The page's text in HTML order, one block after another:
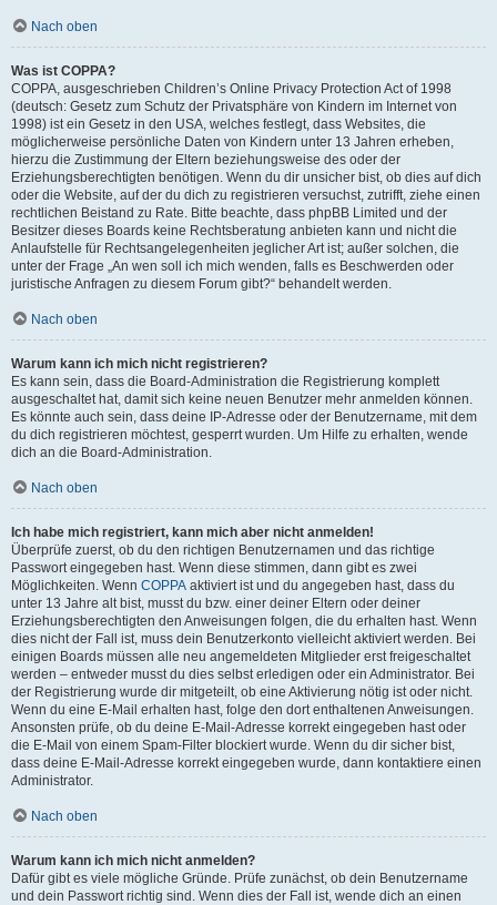
Nach oben
Was ist COPPA?
COPPA, ausgeschrieben Children’s Online Privacy Protection Act of 1998
(deutsch: Gesetz zum Schutz der Privatsphäre von Kindern im Internet von
1998) ist ein Gesetz in den USA, welches festlegt, dass Websites, die
möglicherweise persönliche Daten von Kindern unter 13 Jahren erheben,
hierzu die Zustimmung der Eltern beziehungsweise des oder der
Erziehungsberechtigten benötigen. Wenn du dir unsicher bist, ob dies auf dich
oder die Website, auf der du dich zu registrieren versuchst, zutrifft, ziehe einen
rechtlichen Beistand zu Rate. Bitte beachte, dass phpBB Limited und der
Besitzer dieses Boards keine Rechtsberatung anbieten kann und nicht die
Anlaufstelle für Rechtsangelegenheiten jeglicher Art ist; außer solchen, die
unter der Frage „An wen soll ich mich wenden, falls es Beschwerden oder
juristische Anfragen zu diesem Forum gibt?“ behandelt werden.
Nach oben
Warum kann ich mich nicht registrieren?
Es kann sein, dass die Board-Administration die Registrierung komplett
ausgeschaltet hat, damit sich keine neuen Benutzer mehr anmelden können.
Es könnte auch sein, dass deine IP-Adresse oder der Benutzername, mit dem
du dich registrieren möchtest, gesperrt wurden. Um Hilfe zu erhalten, wende
dich an die Board-Administration.
Nach oben
Ich habe mich registriert, kann mich aber nicht anmelden!
Überprüfe zuerst, ob du den richtigen Benutzernamen und das richtige
Passwort eingegeben hast. Wenn diese stimmen, dann gibt es zwei
Möglichkeiten. Wenn COPPA aktiviert ist und du angegeben hast, dass du
unter 13 Jahre alt bist, musst du bzw. einer deiner Eltern oder deiner
Erziehungsberechtigten den Anweisungen folgen, die du erhalten hast. Wenn
dies nicht der Fall ist, muss dein Benutzerkonto vielleicht aktiviert werden. Bei
einigen Boards müssen alle neu angemeldeten Mitglieder erst freigeschaltet
werden – entweder musst du dies selbst erledigen oder ein Administrator. Bei
der Registrierung wurde dir mitgeteilt, ob eine Aktivierung nötig ist oder nicht.
Wenn du eine E-Mail erhalten hast, folge den dort enthaltenen Anweisungen.
Ansonsten prüfe, ob du deine E-Mail-Adresse korrekt eingegeben hast oder
die E-Mail von einem Spam-Filter blockiert wurde. Wenn du dir sicher bist,
dass deine E-Mail-Adresse korrekt eingegeben wurde, dann kontaktiere einen
Administrator.
Nach oben
Warum kann ich mich nicht anmelden?
Dafür gibt es viele mögliche Gründe. Prüfe zunächst, ob dein Benutzername
und dein Passwort richtig sind. Wenn dies der Fall ist, wende dich an einen